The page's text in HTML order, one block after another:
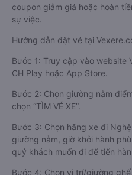
coupon giảm giá hoặc hoàn
sự việc.
Hướng dẫn đặt vé tại
Bước 1: Truy cập vào website
CH Play hoặc App Store.
Bước 2: Chọn giường nằm
chọn “TÌM VÉ XE”.
Bước 3: Chọn hãng xe đi
giường nằm, giờ khởi hành
quý khách muốn đi để tiến
Bước 4: Chọn vị trí/giường